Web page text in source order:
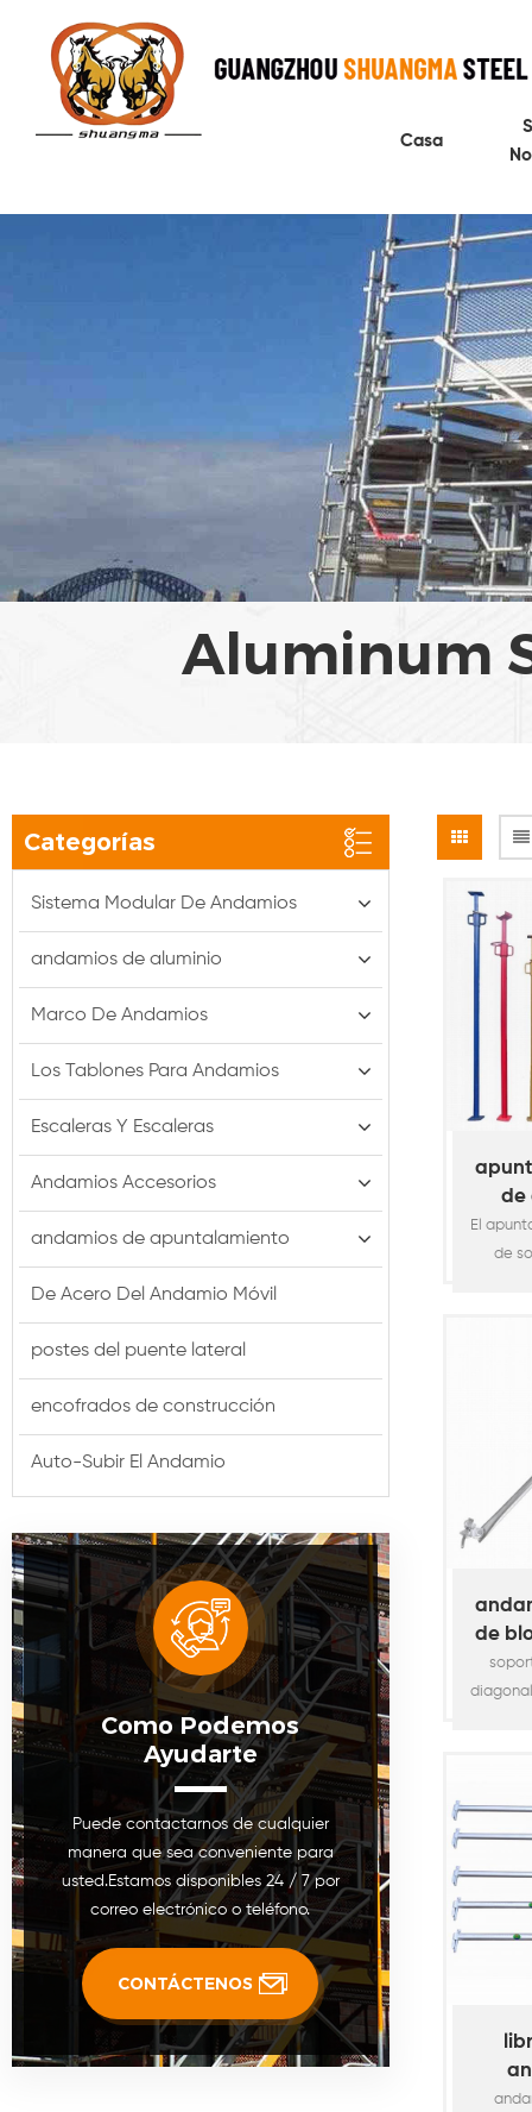
Casa
Aluminum
de
El
de
de
los
mm
se
Categorías
Sistema Modular De Andamios
andamios de aluminio
Marco De Andamios
Los Tablones Para Andamios
Escaleras Y Escaleras
Andamios Accesorios
andamios de apuntalamiento
De Acero Del Andamio Móvil
postes del puente lateral
encofrados de construcción
Auto-Subir El Andamio
Como Podemos
Ayudarte
Puede contactarnos de cualquier
manera que sea conveniente para
usted.Estamos disponibles 24 / 7 por
correo electrónico o teléfono.
CONTÁCTENOS